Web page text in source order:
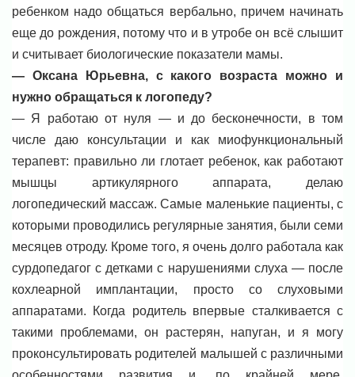
ребенком надо общаться вербально, причем начинать
еще до рождения, потому что и в утробе он всё слышит
и считывает биологические показатели мамы.
— Оксана Юрьевна, с какого возраста можно и
нужно обращаться к логопеду?
— Я работаю от нуля — и до бесконечности, в том
числе даю консультации и как миофункциональный
терапевт: правильно ли глотает ребенок, как работают
мышцы артикулярного аппарата, делаю
логопедический массаж. Самые маленькие пациенты, с
которыми проводились регулярные занятия, были семи
месяцев отроду. Кроме того, я очень долго работала как
сурдопедагог с детками с нарушениями слуха — после
кохлеарной имплантации, просто со слуховыми
аппаратами. Когда родитель впервые сталкивается с
такими проблемами, он растерян, напуган, и я могу
проконсультировать родителей малышей с различными